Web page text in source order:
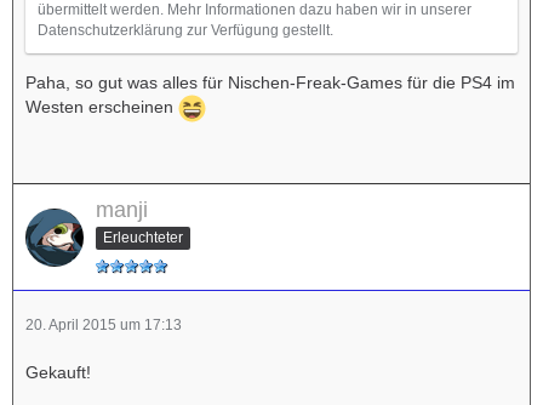
übermittelt werden. Mehr Informationen dazu haben wir in unserer
Datenschutzerklärung zur Verfügung gestellt.
Paha, so gut was alles für Nischen-Freak-Games für die PS4 im
Westen erscheinen
manji
Erleuchteter
20. April 2015 um 17:13
Gekauft!